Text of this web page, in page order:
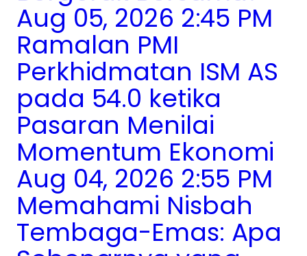
Aug 05, 2026 2:45 PM
Ramalan PMI
Perkhidmatan ISM AS
pada 54.0 ketika
Pasaran Menilai
Momentum Ekonomi
Aug 04, 2026 2:55 PM
Memahami Nisbah
Tembaga-Emas: Apa